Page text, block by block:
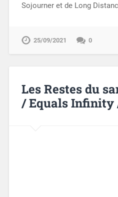
Sojourner et de Long
25/09/2021 0
Les Restes du
/ Equals Infinity